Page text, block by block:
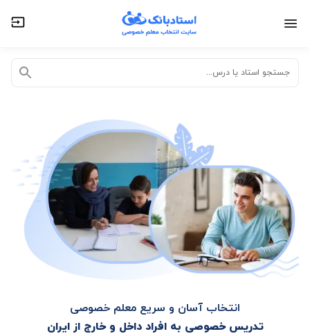
جستجو استاد یا درس...
انتخاب آسان و سریع معلم خصوصی
تدریس خصوصی به افراد داخل و خارج از ایران
تدریس خصوصی آنلاین